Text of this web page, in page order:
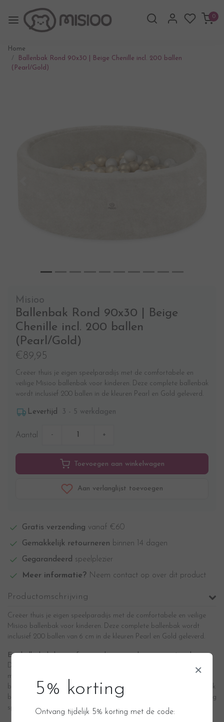
0
Home
Ballenbak Rond 90x30 | Beige Chenille incl. 200 ballen
(Pearl/Gold)
Misioo
Ballenbak Rond 90x30 | Beige
Chenille incl. 200 ballen
(Pearl/Gold)
€89,95
Creëer thuis je eigen speelparadijs met de comfortabele en
veilige Misioo ballenbak voor kinderen. Deze complete ballenbak
wordt inclusief 200 ballen in de kleuren Pearl en Gold geleverd.
Levertijd 3 - 5 werkdagen
Aantal - +
Toevoegen aan winkelwagen
Aan verlanglijst toevoegen
Gratis verzending vanaf €60
Gemakkelijk retourneren binnen 14 dagen
Gegarandeerd speelplezier
Meer informatie? Neem contact op over dit product
Productomschrijving
Creëer thuis je eigen speelparadijs met de comfortabele en veilige
Misioo ballenbak voor kinderen. Deze complete ballenbak wordt
inclusief 200 ballen van 6 cm in de kleuren Pearl en Gold geleverd.
Een ballenbak, het perfecte cadeau voor de eerste verjaardag
De motorische ontwikkeling van een kind is belangrijk vanaf het
moment van de geboorte. En in de eerste jaren is het dan ook
belangrijk om deze ontwikkeling goed te ondersteunen. Een ballenbak
biedt baby’s, peuters en kleuters een veilige plek om deze ontwikkeling
spelenderwijs door te maken.
×
5% korting
Ontvang tijdelijk 5% korting met de code: